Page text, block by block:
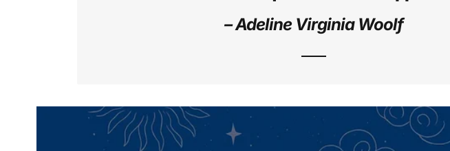
– Adeline Virginia Woolf